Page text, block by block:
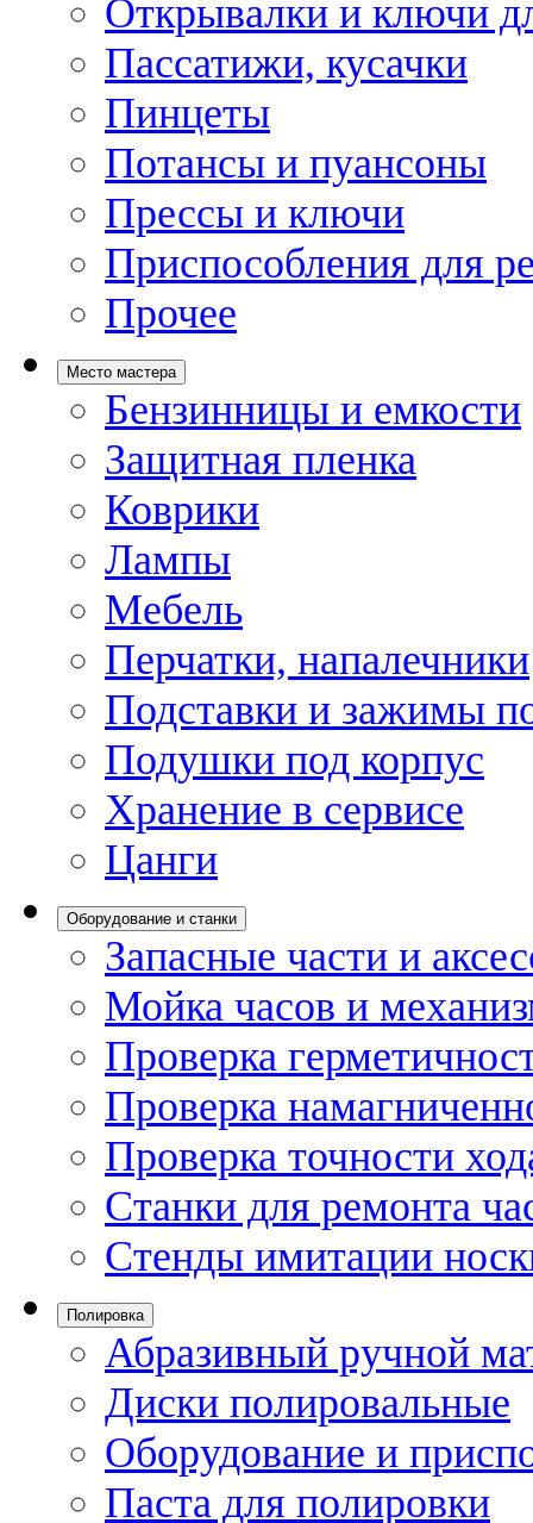
Открывалки и ключи
Пассатижи, кусачки
Пинцеты
Потансы и пуансоны
Прессы и ключи
Приспособления для
Прочее
Место мастера
Бензинницы и емкости
Защитная пленка
Коврики
Лампы
Мебель
Перчатки, напалечники
Подставки и зажимы
Подушки под корпус
Хранение в сервисе
Цанги
Оборудование и станки
Запасные части и
Мойка часов и
Проверка
Проверка
Проверка точности
Станки для ремонта
Стенды имитации
Полировка
Абразивный ручной
Диски полировальные
Оборудование и
Паста для полировки